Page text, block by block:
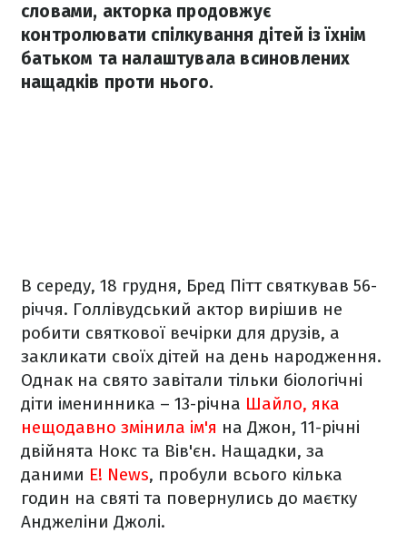
словами, акторка продовжує
контролювати спілкування дітей із їхнім
батьком та налаштувала всиновлених
нащадків проти нього.
В середу, 18 грудня, Бред Пітт святкував 56-
річчя. Голлівудський актор вирішив не
робити святкової вечірки для друзів, а
закликати своїх дітей на день народження.
Однак на свято завітали тільки біологічні
діти іменинника – 13-річна Шайло, яка
нещодавно змінила ім'я на Джон, 11-річні
двійнята Нокс та Вів'єн. Нащадки, за
даними E! News, пробули всього кілька
годин на святі та повернулись до маєтку
Анджеліни Джолі.